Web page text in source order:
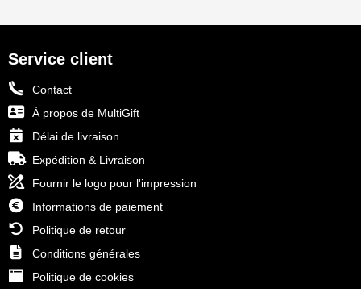
Service client
Contact
À propos de MultiGift
Délai de livraison
Expédition & Livraison
Fournir le logo pour l'impression
Informations de paiement
Politique de retour
Conditions générales
Politique de cookies